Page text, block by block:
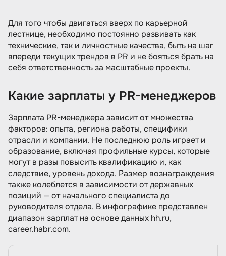
Для того чтобы двигаться вверх по карьерной
лестнице, необходимо постоянно развивать как
технические, так и личностные качества, быть на шаг
впереди текущих трендов в PR и не бояться брать на
себя ответственность за масштабные проекты.
Какие зарплаты у PR-менеджеров
Зарплата PR-менеджера зависит от множества
факторов: опыта, региона работы, специфики
отрасли и компании. Не последнюю роль играет и
образование, включая профильные курсы, которые
могут в разы повысить квалификацию и, как
следствие, уровень дохода. Размер вознаграждения
также колеблется в зависимости от державных
позиций — от начального специалиста до
руководителя отдела. В инфографике представлен
диапазон зарплат на основе данных hh.ru,
career.habr.com.